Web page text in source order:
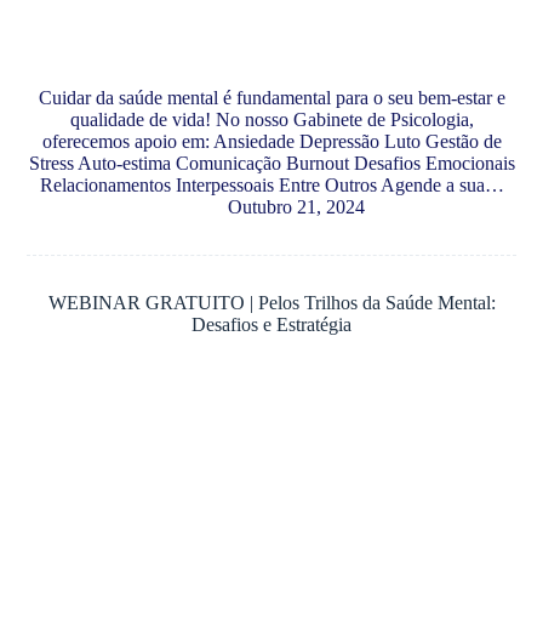
Cuidar da saúde mental é fundamental para o seu bem-estar e
qualidade de vida! No nosso Gabinete de Psicologia,
oferecemos apoio em: Ansiedade Depressão Luto Gestão de
Stress Auto-estima Comunicação Burnout Desafios Emocionais
Relacionamentos Interpessoais Entre Outros Agende a sua…
Outubro 21, 2024
WEBINAR GRATUITO | Pelos Trilhos da Saúde Mental:
Desafios e Estratégia